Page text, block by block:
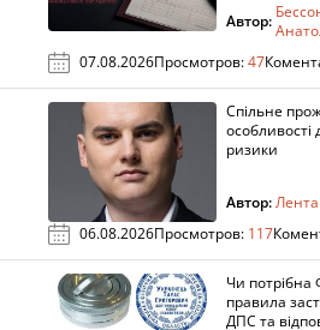
Автор:
07.08.2026Просмотров:47
Спільне
ризики
Автор:
06.08.2026Просмотров: 117
Чи потрібна
правила
ДПС та